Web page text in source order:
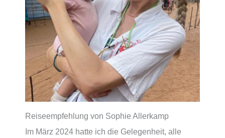
Reiseempfehlung von Sophie Allerkamp
Im März 2024 hatte ich die Gelegenheit, alle